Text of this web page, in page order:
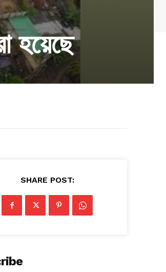
হয়েছে
SHARE POST: